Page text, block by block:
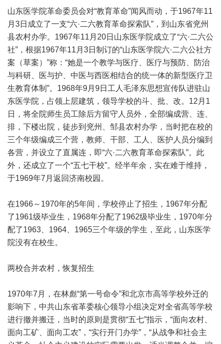
山东医学院革命委员会对“教育革命”闻风而动，于1967年11
月3日成立了一支“六·二六教育革命探索队”，到山东省兖州
县农村办学。1967年11月20日山东医学院成立了“六·二六公
社”，根据1967年11月3日制订的“山东医学院六·二六公社方
案（草案）”称：“她是一个教学与医疗、医疗与预防、防治
与科研、医与护、中医与西医相结合的统一体的新型医疗卫
生教育体制”。1968年9月9日工人毛泽东思想宣传队进驻山
东医学院，占领上层建筑，领导学校的斗、批、改。12月1
日，将全院师生员工除后方留守人员外，全部编成营、连、
排，下楼出院，徒步到兖州、邹县农村办学，当时把在校的
三个年级编成三个营，教师、干部、工人、医护人员分编到
各营，并设立了直属连，即“六·二六教育革命探索队”。此
外，还成立了一个“五七干校”。经半年余，实在难于维持，
于1969年7月返回济南校园。
在1966～1970年的5年间，学校停止了招生，1967年分配
了1961级毕业生，1968年分配了1962级毕业生，1970年分
配了1963、1964、1965三个年级的学生，至此，山东医学
院没有在校生。
两校合并农村，恢复招生
1970年7月，在林彪“第一号命令”和北京市高等学校外迁的
影响下，中共山东省革委核心领导小组决定对全省高等学校
进行撤并搬迁，当时的原则是贯彻“五七”指示，“面向农村、
面向工矿、面向工农”，“实行开门办学”，“从战争和社会主